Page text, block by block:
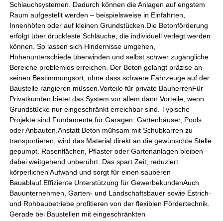
Schlauchsystemen. Dadurch können die Anlagen auf engstem
Raum aufgestellt werden – beispielsweise in Einfahrten,
Innenhöfen oder auf kleinen Grundstücken.Die Betonförderung
erfolgt über druckfeste Schläuche, die individuell verlegt werden
können. So lassen sich Hindernisse umgehen,
Höhenunterschiede überwinden und selbst schwer zugängliche
Bereiche problemlos erreichen. Der Beton gelangt präzise an
seinen Bestimmungsort, ohne dass schwere Fahrzeuge auf der
Baustelle rangieren müssen.Vorteile für private BauherrenFür
Privatkunden bietet das System vor allem dann Vorteile, wenn
Grundstücke nur eingeschränkt erreichbar sind. Typische
Projekte sind Fundamente für Garagen, Gartenhäuser, Pools
oder Anbauten.Anstatt Beton mühsam mit Schubkarren zu
transportieren, wird das Material direkt an die gewünschte Stelle
gepumpt. Rasenflächen, Pflaster oder Gartenanlagen bleiben
dabei weitgehend unberührt. Das spart Zeit, reduziert
körperlichen Aufwand und sorgt für einen sauberen
Bauablauf.Effiziente Unterstützung für GewerbekundenAuch
Bauunternehmen, Garten- und Landschaftsbauer sowie Estrich-
und Rohbaubetriebe profitieren von der flexiblen Fördertechnik.
Gerade bei Baustellen mit eingeschränkten